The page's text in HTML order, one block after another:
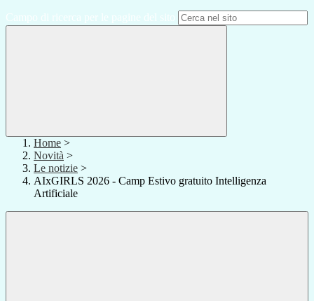
Campo di ricerca per le pagine del sito
Home >
Novità >
Le notizie >
AIxGIRLS 2026 - Camp Estivo gratuito Intelligenza
Artificiale